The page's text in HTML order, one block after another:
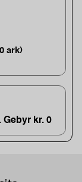
ark)
kr. 0